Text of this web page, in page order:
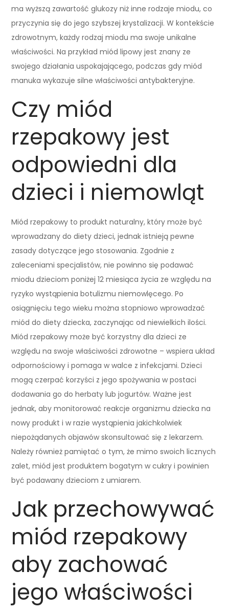
ma wyższą zawartość glukozy niż inne rodzaje miodu, co
przyczynia się do jego szybszej krystalizacji. W kontekście
zdrowotnym, każdy rodzaj miodu ma swoje unikalne
właściwości. Na przykład miód lipowy jest znany ze
swojego działania uspokajającego, podczas gdy miód
manuka wykazuje silne właściwości antybakteryjne.
Czy miód
rzepakowy jest
odpowiedni dla
dzieci i niemowląt
Miód rzepakowy to produkt naturalny, który może być
wprowadzany do diety dzieci, jednak istnieją pewne
zasady dotyczące jego stosowania. Zgodnie z
zaleceniami specjalistów, nie powinno się podawać
miodu dzieciom poniżej 12 miesiąca życia ze względu na
ryzyko wystąpienia botulizmu niemowlęcego. Po
osiągnięciu tego wieku można stopniowo wprowadzać
miód do diety dziecka, zaczynając od niewielkich ilości.
Miód rzepakowy może być korzystny dla dzieci ze
względu na swoje właściwości zdrowotne – wspiera układ
odpornościowy i pomaga w walce z infekcjami. Dzieci
mogą czerpać korzyści z jego spożywania w postaci
dodawania go do herbaty lub jogurtów. Ważne jest
jednak, aby monitorować reakcje organizmu dziecka na
nowy produkt i w razie wystąpienia jakichkolwiek
niepożądanych objawów skonsultować się z lekarzem.
Należy również pamiętać o tym, że mimo swoich licznych
zalet, miód jest produktem bogatym w cukry i powinien
być podawany dzieciom z umiarem.
Jak przechowywać
miód rzepakowy
aby zachować
jego właściwości